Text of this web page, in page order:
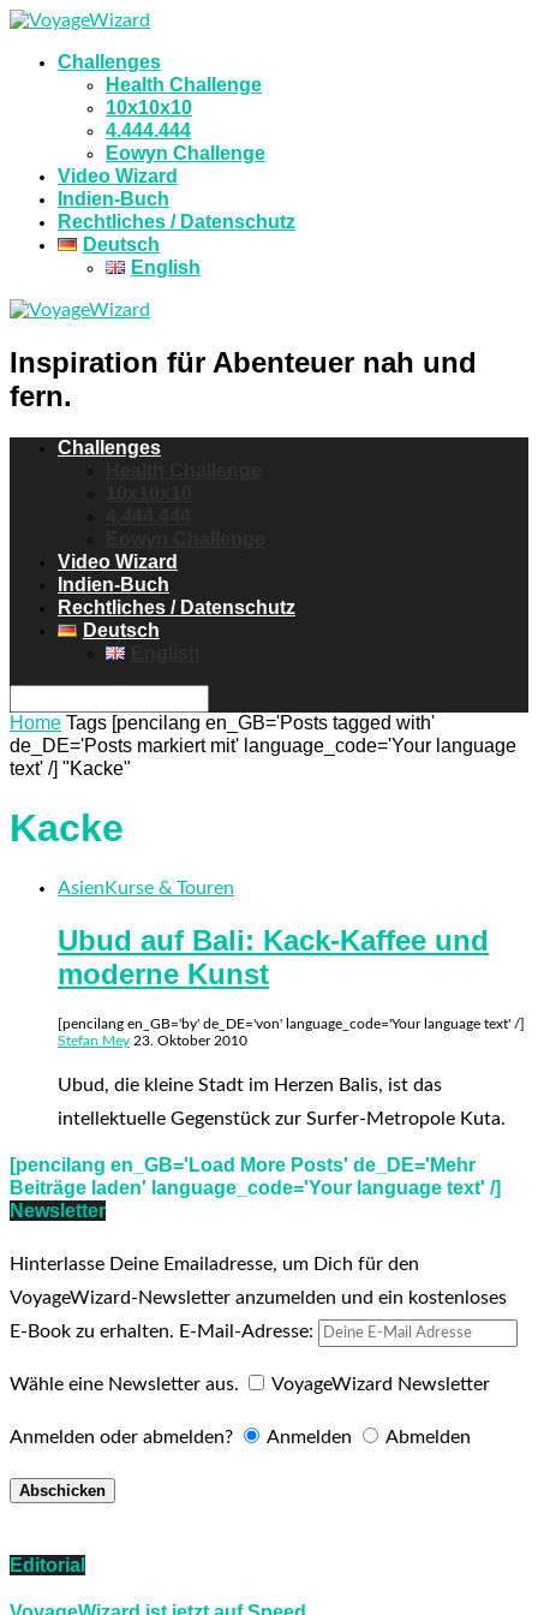
Challenges
Health Challenge
10x10x10
4.444.444
Eowyn Challenge
Video Wizard
Indien-Buch
Rechtliches / Datenschutz
Deutsch
English
Inspiration für Abenteuer nah und
fern.
Challenges
Video Wizard
Indien-Buch
Rechtliches / Datenschutz
Deutsch
Home Tags [pencilang en_GB='Posts tagged with'
de_DE='Posts markiert mit' language_code='Your language
text' /] "Kacke"
Kacke
Asien Kurse & Touren
Ubud auf Bali: Kack-Kaffee und
moderne Kunst
[pencilang en_GB='by' de_DE='von' language_code='Your language text' /]
Stefan Mey 23. Oktober 2010
Ubud, die kleine Stadt im Herzen Balis, ist das
intellektuelle Gegenstück zur Surfer-Metropole Kuta.
[pencilang en_GB='Load More Posts' de_DE='Mehr
Beiträge laden' language_code='Your language text' /]
Newsletter
Hinterlasse Deine Emailadresse, um Dich für den
VoyageWizard-Newsletter anzumelden und ein kostenloses
E-Book zu erhalten. E-Mail-Adresse:
Wähle eine Newsletter aus. VoyageWizard Newsletter
Anmelden oder abmelden? Anmelden Abmelden
Editorial